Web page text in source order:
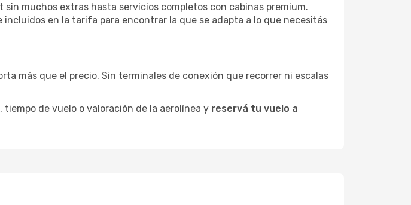
muchos extras hasta servicios completos con cabinas premium.
en la tarifa para encontrar la que se adapta a lo que necesitás
más que el precio. Sin terminales de conexión que recorrer ni escalas
de vuelo o valoración de la aerolínea y reservá tu vuelo a